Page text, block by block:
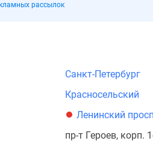
рассылок
Санкт-Петербург
Красносельский
Ленинский
пр-т Героев, корп.